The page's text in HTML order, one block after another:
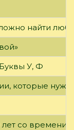
найти
Буквы У, Ф
которые
со времени